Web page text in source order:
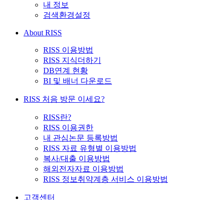
내 정보
검색환경설정
About RISS
RISS 이용방법
RISS 지식더하기
DB연계 현황
BI 및 배너 다운로드
RISS 처음 방문 이세요?
RISS란?
RISS 이용권한
내 관심논문 등록방법
RISS 자료 유형별 이용방법
복사/대출 이용방법
해외전자자료 이용방법
RISS 정보취약계층 서비스 이용방법
고객센터